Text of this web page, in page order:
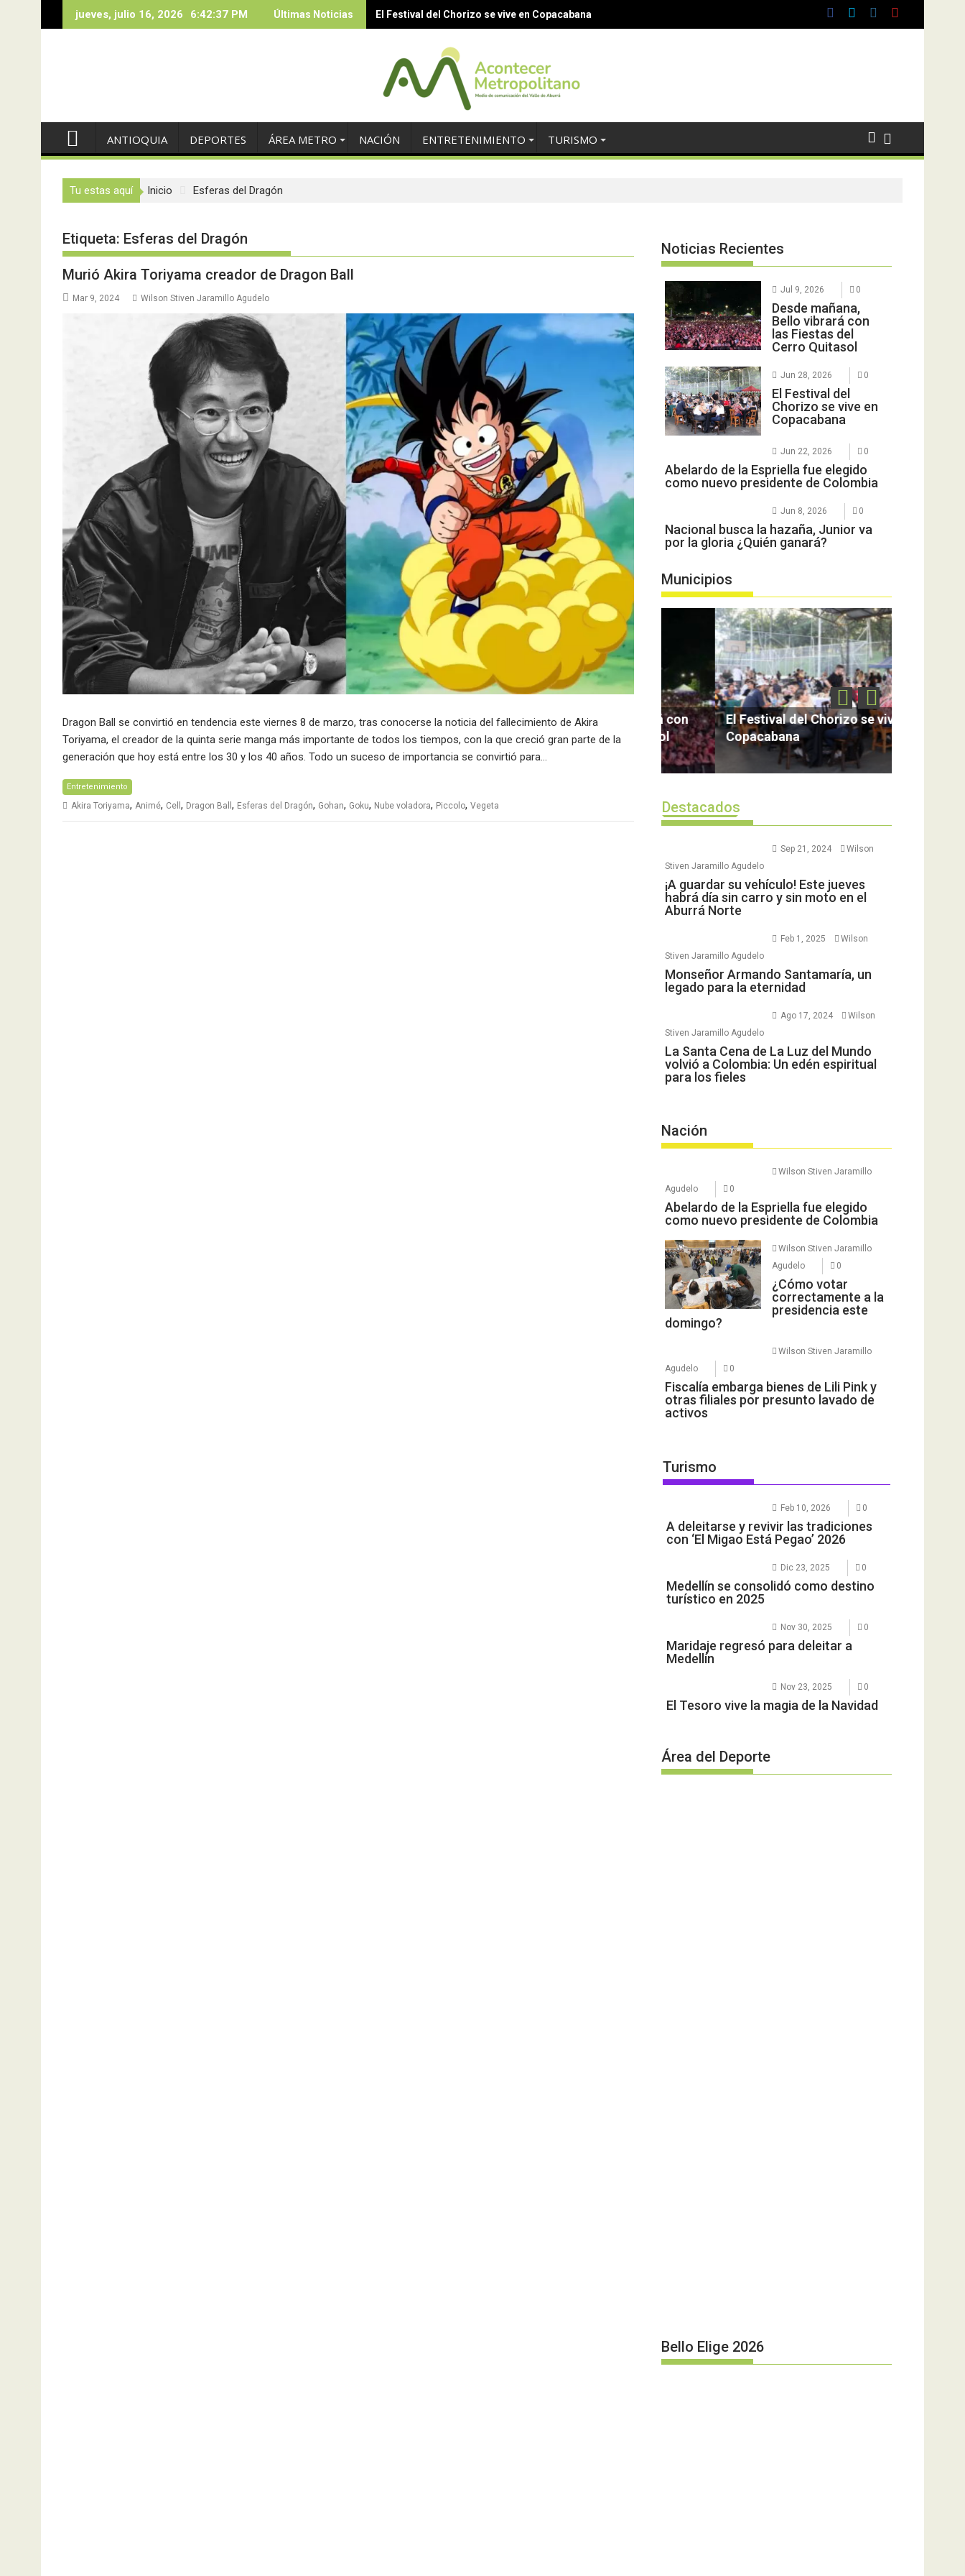
jueves, julio 16, 2026 6:42:39 PM Últimas Noticias El Festival del Chorizo se vive en Copacabana
ANTIOQUIA DEPORTES ÁREA METRO NACIÓN ENTRETENIMIENTO TURISMO
Tu estas aquí Inicio Esferas del Dragón
Etiqueta: Esferas del Dragón
Murió Akira Toriyama creador de Dragon Ball
Mar 9, 2024 Wilson Stiven Jaramillo Agudelo
Dragon Ball se convirtió en tendencia este viernes 8 de marzo, tras conocerse la noticia del fallecimiento de Akira
Toriyama, el creador de la quinta serie manga más importante de todos los tiempos, con la que creció gran parte de la
generación que hoy está entre los 30 y los 40 años. Todo un suceso de importancia se convirtió para…
Entretenimiento
Akira Toriyama, Animé, Cell , Dragon Ball , Esferas del Dragón, Gohan, Goku, Nube voladora, Piccolo, Vegeta
Noticias Recientes
Jul 9, 2026 0
Desde mañana,
Bello vibrará con
las Fiestas del
Cerro Quitasol
Jun 28, 2026 0
El Festival del
Chorizo se vive en
Copacabana
Jun 22, 2026 0
Abelardo de la Espriella fue elegido
como nuevo presidente de Colombia
Jun 8, 2026 0
Nacional busca la hazaña, Junior va
por la gloria ¿Quién ganará?
Municipios
Nacional pegó primero, le ganó 1-2
Desde mañana, Bello vibrará con
las Fiestas del Cerro Quitasol
El Festival del Chorizo se vive en
Copacabana
Destacados
Sep 21, 2024
Wilson
Stiven Jaramillo Agudelo
¡A guardar su vehículo! Este jueves
habrá día sin carro y sin moto en el
Aburrá Norte
Feb 1, 2025
Wilson
Stiven Jaramillo Agudelo
Monseñor Armando Santamaría, un
legado para la eternidad
Ago 17, 2024
Wilson
Stiven Jaramillo Agudelo
La Santa Cena de La Luz del Mundo
volvió a Colombia: Un edén espiritual
para los fieles
Nación
Wilson Stiven Jaramillo
Agudelo
0
Abelardo de la Espriella fue elegido
como nuevo presidente de Colombia
Wilson Stiven Jaramillo
Agudelo
0
¿Cómo votar
correctamente a la
presidencia este
domingo?
Wilson Stiven Jaramillo
Agudelo
0
Fiscalía embarga bienes de Lili Pink y
otras filiales por presunto lavado de
activos
Turismo
Feb 10, 2026 0
A deleitarse y revivir las tradiciones
con ‘El Migao Está Pegao’ 2026
Dic 23, 2025 0
Medellín se consolidó como destino
turístico en 2025
Nov 30, 2025 0
Maridaje regresó para deleitar a
Medellín
Nov 23, 2025 0
El Tesoro vive la magia de la Navidad
Área del Deporte
Bello Elige 2026